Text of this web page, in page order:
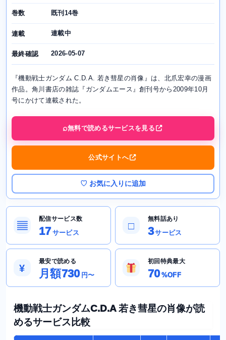
巻数 既刊14巻
連載 連載中
最終確認 2026-05-07
『機動戦士ガンダム C.D.A. 若き彗星の肖像』は、北爪宏幸の漫画
作品。角川書店の雑誌『ガンダムエース』創刊号から2009年10月
号にかけて連載された。
無料で読めるサービスを見る
公式サイトへ
♡ お気に入りに追加
▤
配信サービス数
17サービス
□
無料話あり
3サービス
¥
最安で読める
月額730 円〜
初回特典最大
70%OFF
機動戦士ガンダムC.D.A 若き彗星の肖像が読
めるサービス比較